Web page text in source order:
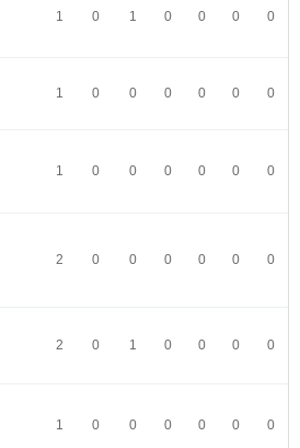
1 0 1 0 0 0 0
1 0 0 0 0 0 0
1 0 0 0 0 0 0
2 0 0 0 0 0 0
2 0 1 0 0 0 0
1 0 0 0 0 0 0